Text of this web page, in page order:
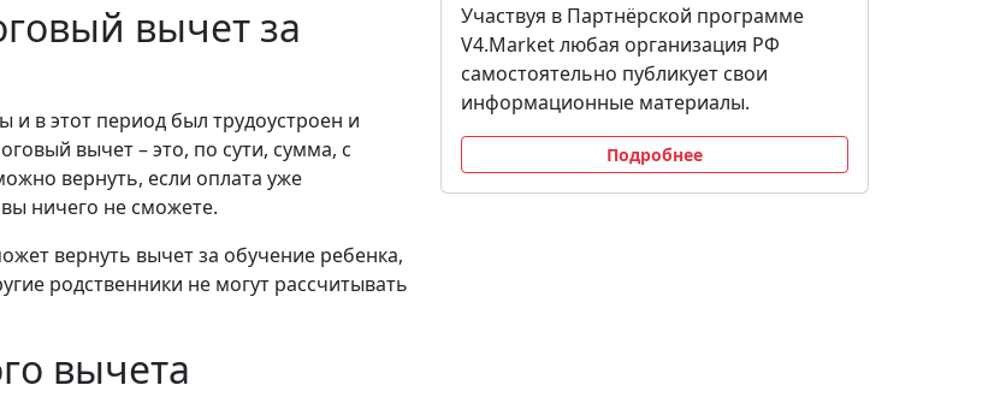
вычет за
в этот период был трудоустроен и
вычет – это, по сути, сумма, с
вернуть, если оплата уже
ничего не сможете.
вернуть вычет за обучение ребенка,
родственники не могут рассчитывать
вычета
Участвуя в Партнёрской программе
V4.Market любая организация РФ
самостоятельно публикует свои
информационные материалы.
Подробнее